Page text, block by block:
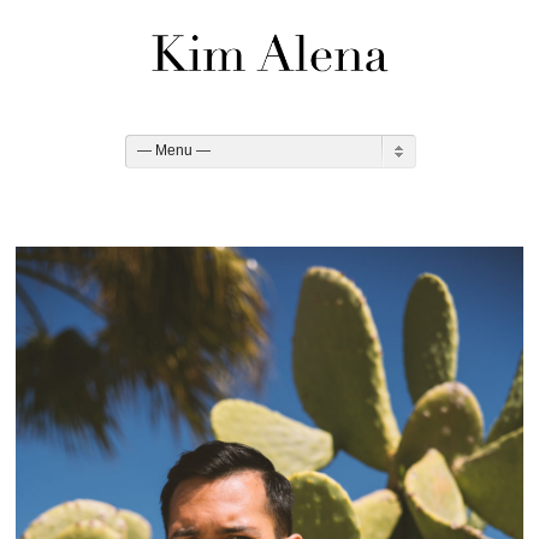
— Menu —